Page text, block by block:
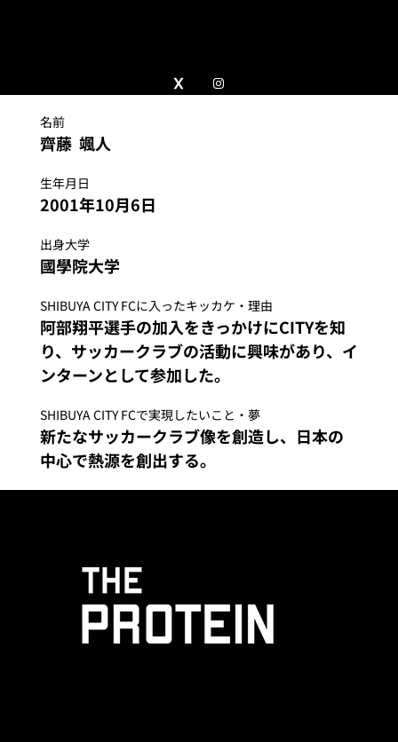
名前
齊藤  颯人
生年月日
2001年10月6日
出身大学
國學院大学
SHIBUYA CITY FCに入ったキッカケ・理由
阿部翔平選手の加入をきっかけにCITYを知
り、サッカークラブの活動に興味があり、イ
ンターンとして参加した。
SHIBUYA CITY FCで実現したいこと・夢
新たなサッカークラブ像を創造し、日本の
中心で熱源を創出する。